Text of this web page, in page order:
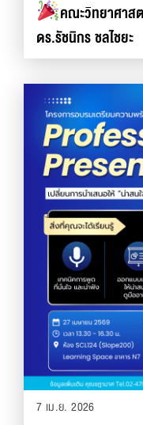
คณะวิทยาศาส
ดร.รัชนิกร ชลไชยะ
7 เม.ย. 2026